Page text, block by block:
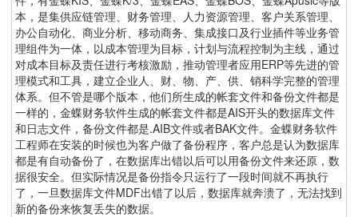
本，是集供应链管理、财务管理、人力资源管理、客户关系管理、
办公自动化、商业分析、移动商务、集成接口及行业插件等业务管
理组件为一体，以成本管理为目标，计划与流程控制为主线，通过
对成本目标及责任进行考核激励，推动管理者应用ERP等先进的管
理模式和工具，建立企业人、财、物、产、供、销科学完整的管理
体系。但不管是哪个版本，他们所生成的帐套文件和备份文件都是
一样的，金蝶财务软件生成的帐套文件都是AIS开头的数据库文件
和日志文件，备份文件都是.AIB文件或者BAK文件。金蝶财务软件
工程师在安装的时候也为客户做了备份程序，客户总是认为数据库
都是有自动备份了，在数据库出错以后可以用备份文件来还原，数
据很安全。但实际情况是备份指令只运行了一段时间就不再执行
了，一旦数据库文件MDF出错了以后，数据库就奔溃了，无法找到
新的备份来恢复丢失的数据。